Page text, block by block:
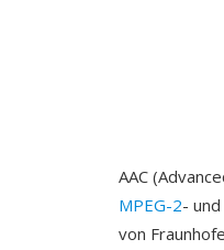
AAC
MPEG-2-
von